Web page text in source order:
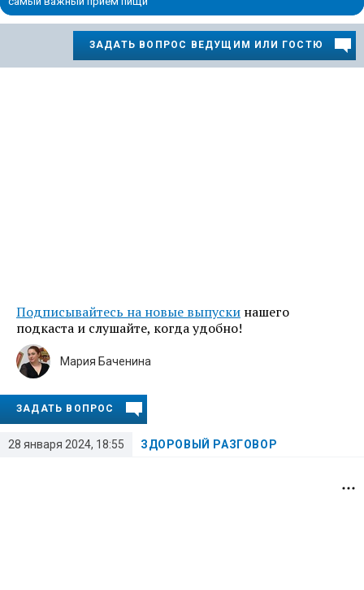
ЗАДАТЬ ВОПРОС ВЕДУЩИМ ИЛИ ГОСТЮ
Подписывайтесь на новые выпуски нашего
подкаста и слушайте, когда удобно!
28 января 2024, 18:55 ЗДОРОВЫЙ РАЗГОВОР
Мария Баченина
ЗАДАТЬ ВОПРОС